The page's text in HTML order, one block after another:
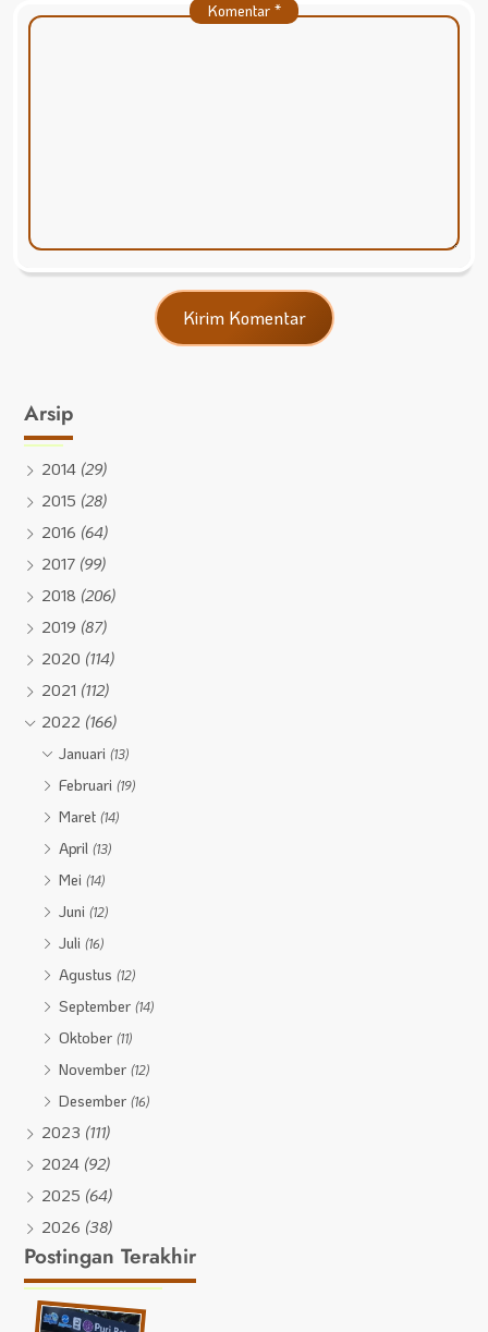
Komentar *
Arsip
2014 (29)
2015 (28)
2016 (64)
2017 (99)
2018 (206)
2019 (87)
2020 (114)
2021 (112)
2022 (166)
Januari(13)
Februari(19)
Maret(14)
April(13)
Mei(14)
Juni(12)
Juli(16)
Agustus(12)
September(14)
Oktober(11)
November(12)
Desember(16)
2023 (111)
2024 (92)
2025 (64)
2026 (38)
Postingan Terakhir